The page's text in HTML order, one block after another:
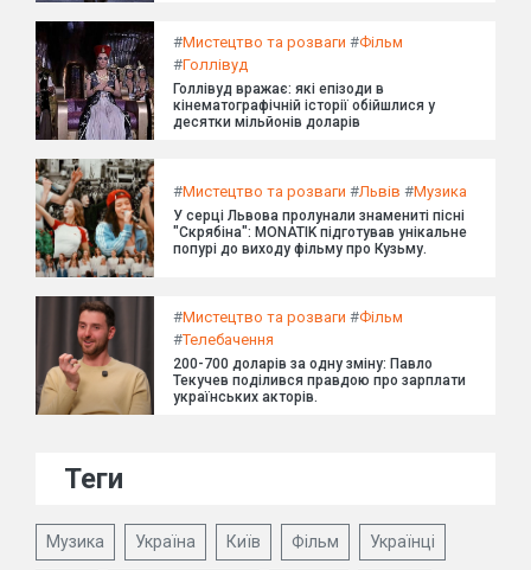
#Мистецтво та розваги #Фільм
#Голлівуд
Голлівуд вражає: які епізоди в
кінематографічній історії обійшлися у
десятки мільйонів доларів
#Мистецтво та розваги #Львів #Музика
У серці Львова пролунали знамениті пісні
"Скрябіна": MONATIK підготував унікальне
попурі до виходу фільму про Кузьму.
#Мистецтво та розваги #Фільм
#Телебачення
200-700 доларів за одну зміну: Павло
Текучев поділився правдою про зарплати
українських акторів.
Теги
Музика Україна Київ Фільм Українці